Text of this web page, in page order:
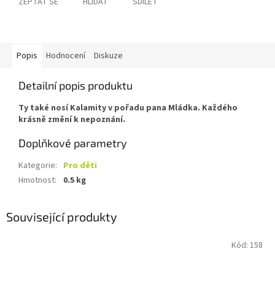
Popis Hodnocení Diskuze
Detailní popis produktu
Ty také nosí Kalamity v pořadu pana Mládka. Každého
krásně změní k nepoznání.
Doplňkové parametry
Kategorie: Pro děti
Hmotnost: 0.5 kg
Související produkty
Kód: 158